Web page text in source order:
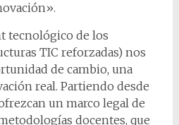
tecnológico de los
TIC reforzadas) nos
de cambio, una
real. Partiendo desde
un marco legal de
docentes, que